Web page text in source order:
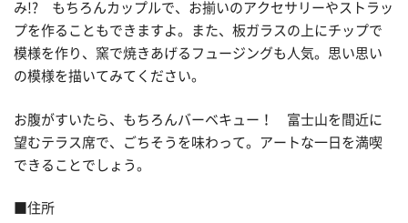
み!? もちろんカップルで、お揃いのアクセサリーやストラッ
プを作ることもできますよ。また、板ガラスの上にチップで
模様を作り、窯で焼きあげるフュージングも人気。思い思い
の模様を描いてみてください。
お腹がすいたら、もちろんバーベキュー！ 富士山を間近に
望むテラス席で、ごちそうを味わって。アートな一日を満喫
できることでしょう。
■住所